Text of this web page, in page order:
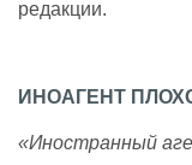
редакции.
ИНОАГЕНТ
«Иностранный